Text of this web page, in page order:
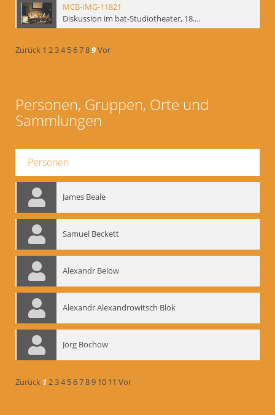
MCB-IMG-11821
Diskussion im bat-Studiotheater, 18.09.1995; BM-img-127-3
Zurück 1 234 56789Vor
Personen, Gruppen, Orte und
Sammlungen
Personen
James Beale
Samuel Beckett
Alexandr Below
Alexandr Alexandrowitsch Blok
Jörg Bochow
Zurück 1234 56789 10 11 Vor